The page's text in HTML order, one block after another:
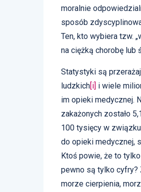
moralnie
sposób
Ten, kto wybiera tzw.
na ciężką chorobę lub
Statystyki są
ludzkich[i] i wiele
im opieki medycznej.
zakażonych zostało
100 tysięcy w
do opieki medycznej,
Ktoś powie, że to
pewno są tylko cyfry?
morze cierpienia,